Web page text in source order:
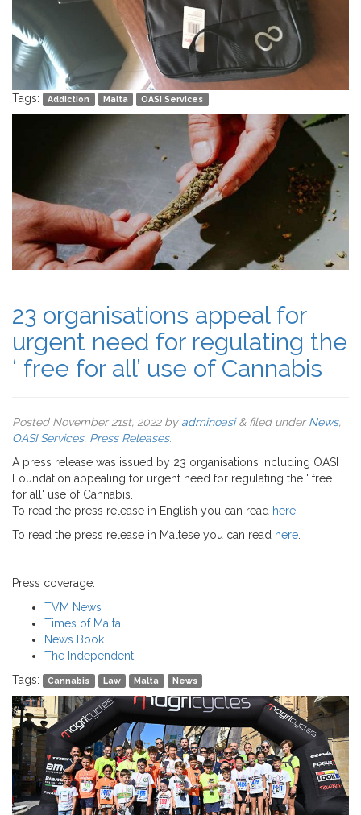
Tags: Addiction Malta OASI Services
23 organisations appeal for
urgent need for regulating the
‘ free for all’ use of Cannabis
Posted November 21st, 2022by adminoasi &filed underNews,
OASI Services, Press Releases.
A press release was issued by 23 organisations including OASI
Foundation appealing for urgent need for regulating the ' free
for all' use of Cannabis.
To read the press release in English you can read here
To read the press release in Maltese you can read here
Press coverage:
TVM News
Times of Malta
News Book
The Independent
Tags:
Cannabis Law Malta News